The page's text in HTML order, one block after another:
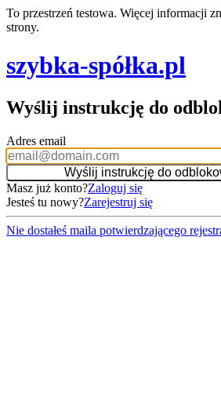
To przestrzeń testowa. Więcej informacji
strony.
szybka-spółka.pl
Wyślij instrukcję do
Adres email
Masz już konto?Zaloguj się
Jesteś tu nowy?Zarejestruj się
Nie dostałeś maila potwierdzającego